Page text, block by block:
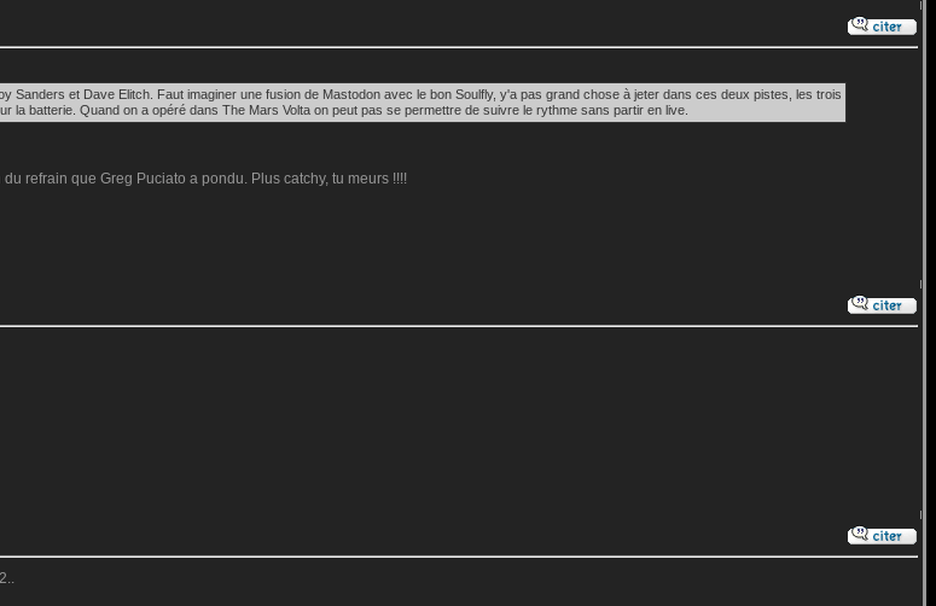
Sanders et Dave Elitch. Faut imaginer une fusion de Mastodon avec le bon Soulfly, y'a pas grand chose à jeter dans ces deux pistes, les trois
la batterie. Quand on a opéré dans The Mars Volta on peut pas se permettre de suivre le rythme sans partir en live.
refrain que Greg Puciato a pondu. Plus catchy, tu meurs !!!!